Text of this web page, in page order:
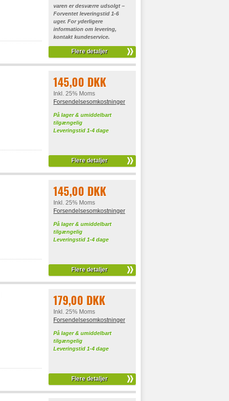
varen er desværre udsolgt –
Forventet leveringstid 1-6
uger. For yderligere
information om levering,
kontakt kundeservice.
Flere detaljer
145,00 DKK
Inkl. 25% Moms
Forsendelsesomkostninger
På lager & umiddelbart
tilgængelig
Leveringstid 1-4 dage
Flere detaljer
145,00 DKK
Inkl. 25% Moms
Forsendelsesomkostninger
På lager & umiddelbart
tilgængelig
Leveringstid 1-4 dage
Flere detaljer
179,00 DKK
Inkl. 25% Moms
Forsendelsesomkostninger
På lager & umiddelbart
tilgængelig
Leveringstid 1-4 dage
Flere detaljer